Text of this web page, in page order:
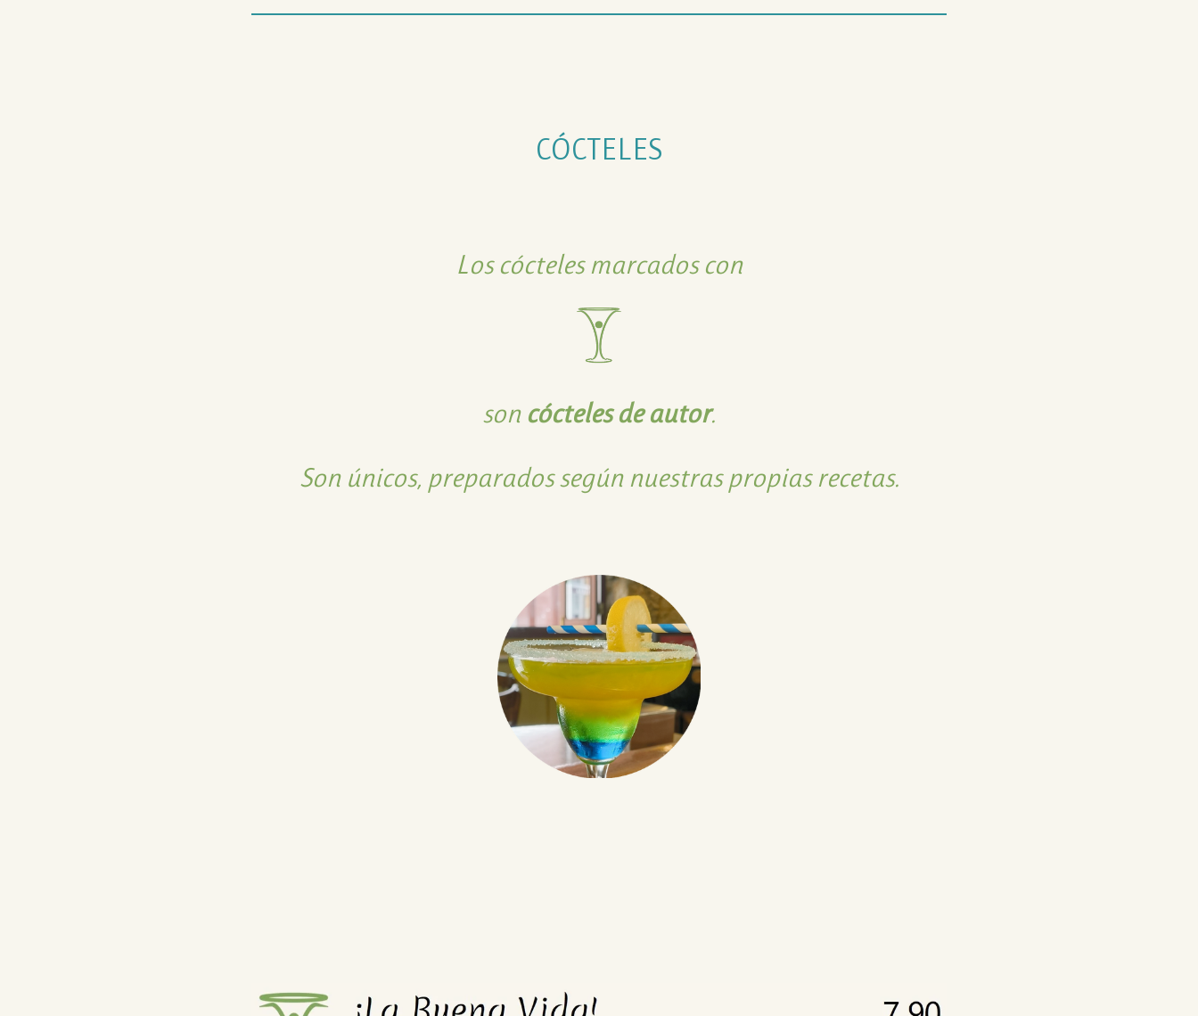
CÓCTELES
Los cócteles marcados con
son cócteles de autor.
Son únicos, preparados según nuestras propias recetas.